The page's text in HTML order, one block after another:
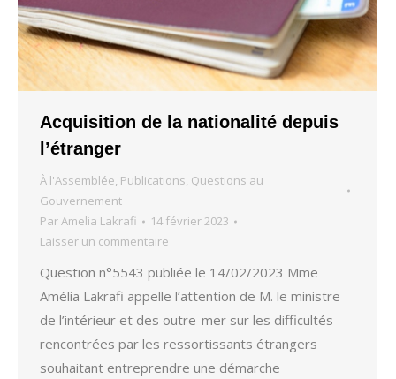
Acquisition de la nationalité depuis
l’étranger
À l'Assemblée, Publications, Questions au
Gouvernement
ParAmelia Lakrafi
14 février 2023
Laisser un commentaire
Question n°5543 publiée le 14/02/2023 Mme
Amélia Lakrafi appelle l’attention de M. le ministre
de l’intérieur et des outre-mer sur les difficultés
rencontrées par les ressortissants étrangers
souhaitant entreprendre une démarche